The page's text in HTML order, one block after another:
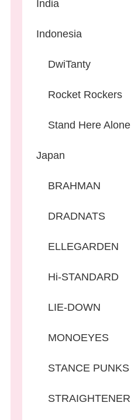
India
Indonesia
DwiTanty
Rocket Rockers
Stand Here Alone
Japan
BRAHMAN
DRADNATS
ELLEGARDEN
Hi-STANDARD
LIE-DOWN
MONOEYES
STANCE PUNKS
STRAIGHTENER